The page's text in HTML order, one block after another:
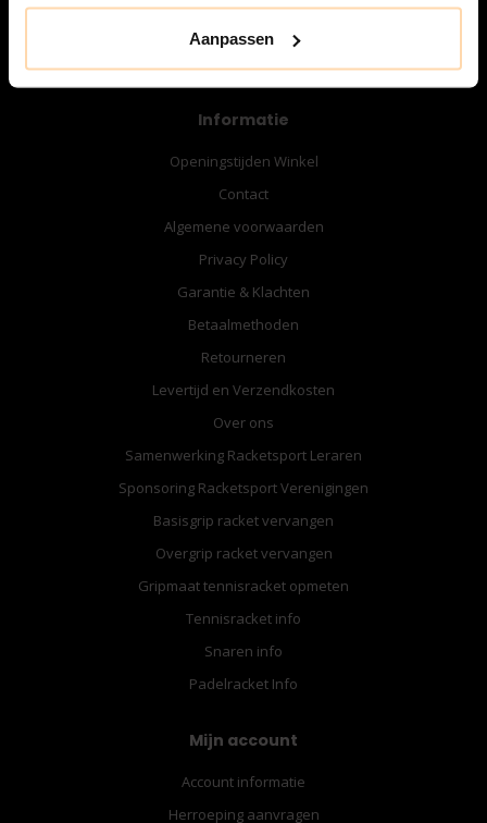
Aanpassen
Informatie
Openingstijden Winkel
Contact
Algemene voorwaarden
Privacy Policy
Garantie & Klachten
Betaalmethoden
Retourneren
Levertijd en Verzendkosten
Over ons
Samenwerking Racketsport Leraren
Sponsoring Racketsport Verenigingen
Basisgrip racket vervangen
Overgrip racket vervangen
Gripmaat tennisracket opmeten
Tennisracket info
Snaren info
Padelracket Info
Mijn account
Account informatie
Herroeping aanvragen